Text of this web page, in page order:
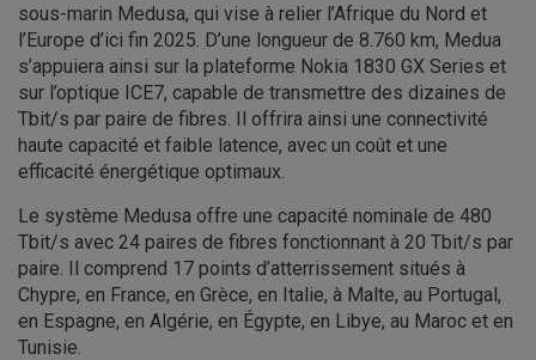
sous-marin Medusa, qui vise à relier l’Afrique du Nord et
l’Europe d’ici fin 2025. D’une longueur de 8.760 km, Medua
s’appuiera ainsi sur la plateforme Nokia 1830 GX Series et
sur l’optique ICE7, capable de transmettre des dizaines de
Tbit/s par paire de fibres. Il offrira ainsi une connectivité
haute capacité et faible latence, avec un coût et une
efficacité énergétique optimaux.
Le système Medusa offre une capacité nominale de 480
Tbit/s avec 24 paires de fibres fonctionnant à 20 Tbit/s par
paire. Il comprend 17 points d’atterrissement situés à
Chypre, en France, en Grèce, en Italie, à Malte, au Portugal,
en Espagne, en Algérie, en Égypte, en Libye, au Maroc et en
Tunisie.